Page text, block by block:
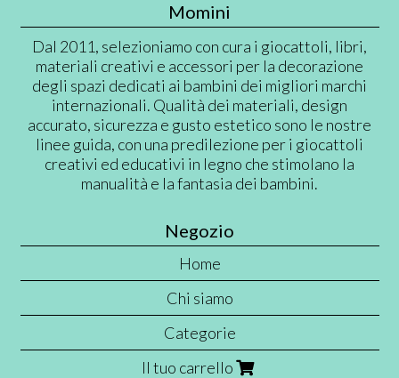
Momini
Dal 2011, selezioniamo con cura i giocattoli, libri,
materiali creativi e accessori per la decorazione
degli spazi dedicati ai bambini dei migliori marchi
internazionali. Qualità dei materiali, design
accurato, sicurezza e gusto estetico sono le nostre
linee guida, con una predilezione per i giocattoli
creativi ed educativi in legno che stimolano la
manualità e la fantasia dei bambini.
Negozio
Home
Chi siamo
Categorie
Il tuo carrello